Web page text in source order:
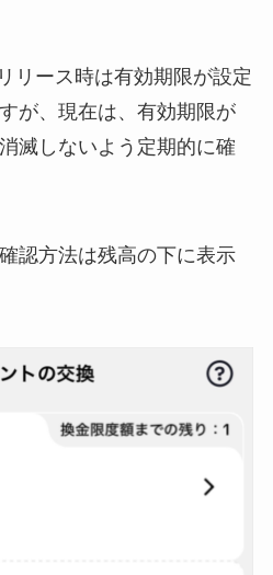
リース時は有効期限が設定
が、現在は、有効期限が
滅しないよう定期的に確
認方法は残高の下に表示